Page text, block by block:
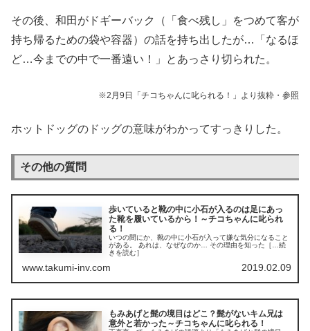
その後、和田がドギーバック（「食べ残し」をつめて客が
持ち帰るための袋や容器）の話を持ち出したが…「なるほ
ど…今までの中で一番遠い！」とあっさり切られた。
※2月9日「チコちゃんに叱られる！」より抜粋・参照
ホットドッグのドッグの意味がわかってすっきりした。
その他の質問
歩いていると靴の中に小石が入るのは足にあっ
た靴を履いているから！～チコちゃんに叱られ
る！
いつの間にか、靴の中に小石が入って嫌な気分になること
がある。 あれは、なぜなのか… その理由を知った［…続
きを読む］
www.takumi-inv.com 2019.02.09
もみあげと髭の境目はどこ？髭がないキム兄は
意外と若かった～チコちゃんに叱られる！